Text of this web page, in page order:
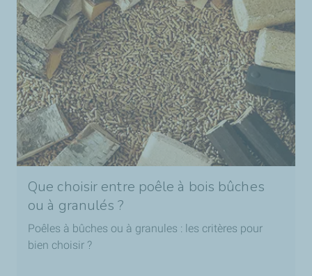
Que choisir entre poêle à bois bûches
ou à granulés ?
Poêles à bûches ou à granules : les critères pour
bien choisir ?